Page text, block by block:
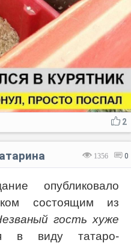
2
1356 0
опубликовало
состоящим из
гость хуже
в виду татаро-